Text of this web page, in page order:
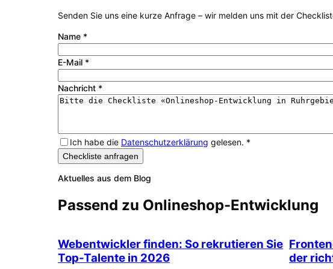
Senden Sie uns eine kurze Anfrage – wir melden uns mit der
Name *
E-Mail *
Nachricht *
Ich habe die Datenschutzerklärung gelesen. *
Checkliste anfragen
Aktuelles aus dem Blog
Passend zu Onlineshop-Entwicklung
Webentwickler finden: So rekrutieren Sie
Top-Talente in 2026
der